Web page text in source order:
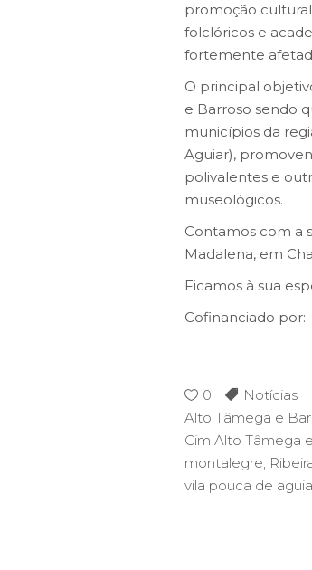
promoção
folclóricos e
fortemente
O principal
e Barroso sendo
municípios da
Aguiar),
polivalentes e
museológicos.
Contamos com a
Madalena, em
Ficamos à sua
Cofinanciado por:
0
Notícias
Alto Tâmega e
Cim Alto Tâmega
montalegre,
vila pouca de